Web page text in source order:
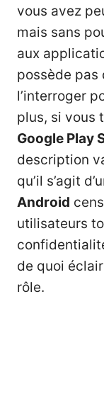
vous avez
mais sans
aux
possède pas
l’interroger
plus, si vous
Google Play
description
qu’il s’agit
Android
utilisateurs
de quoi
rôle.